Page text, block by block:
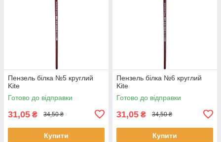
Пензель білка №5 круглий
Kite
Готово до відправки
31,05 ₴ 34,50 ₴
Купити
Пензель білка №6 круглий
Kite
Готово до відправки
31,05 ₴ 34,50 ₴
Купити